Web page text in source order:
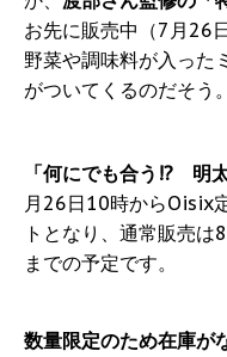
お先に販売中（7月26
野菜や調味料が入った
がついてくるのだそう。
「何にでも合う!? 明
月26日10時からOisix
トとなり、通常販売
までの予定です。
数量限定のため在庫が